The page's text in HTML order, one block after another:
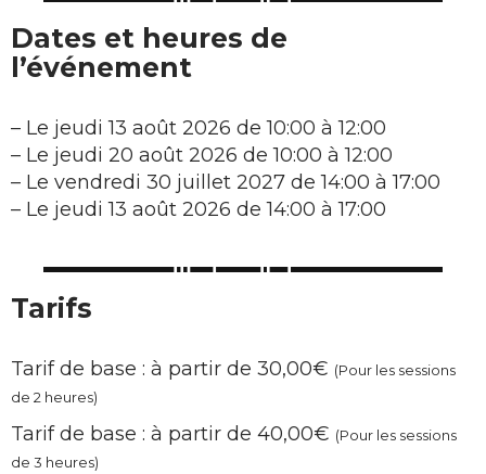
Dates et heures de
l’événement
– Le jeudi 13 août 2026 de 10:00 à 12:00
– Le jeudi 20 août 2026 de 10:00 à 12:00
– Le vendredi 30 juillet 2027 de 14:00 à 17:00
– Le jeudi 13 août 2026 de 14:00 à 17:00
Tarifs
Tarif de base : à partir de 30,00€ (Pour les sessions
de 2 heures)
Tarif de base : à partir de 40,00€ (Pour les sessions
de 3 heures)